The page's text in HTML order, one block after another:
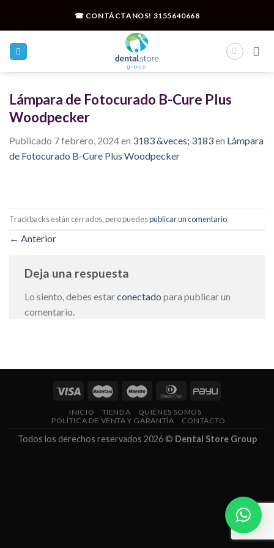
☎ CONTÁCTANOS! 3155640668
Lámpara de Fotocurado B-Cure Plus
Woodpecker
Publicado 7 febrero, 2024en 3183 &veces; 3183en Lámpara
de Fotocurado B-Cure Plus Woodpecker
Trackbacks están cerrados, pero puedespublicar un comentario.
← Anterior
Deja una respuesta
Lo siento, debes estarconectado para publicar un
comentario.
INICIO TIENDA
QUIÉNES SOMOS
POLÍTICA DE VENTA Y GARANTÍA
CONTACTO
Todos los derechos reservados 2026 © Dental Store Group